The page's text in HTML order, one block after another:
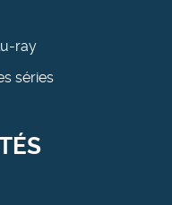
ray
séries